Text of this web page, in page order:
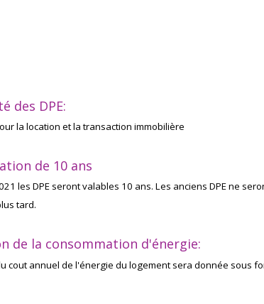
des DPE:
la location et la transaction immobilière
de 10 ans
les DPE seront valables 10 ans. Les anciens DPE ne
tard.
de la consommation d'énergie:
cout annuel de l'énergie du logement sera donnée sous